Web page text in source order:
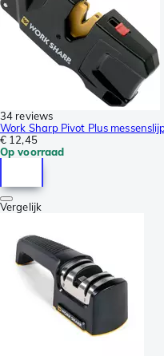
34 reviews
Work Sharp Pivot Plus
€ 12,45
Op voorraad
Vergelijk